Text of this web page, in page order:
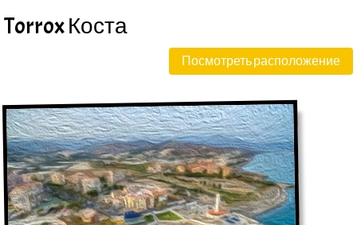
Torrox Коста
Посмотреть расположение